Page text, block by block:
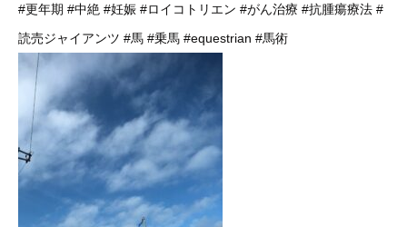
#更年期 #中絶 #妊娠 #ロイコトリエン #がん治療 #抗腫瘍療法 #
読売ジャイアンツ #馬 #乗馬 #equestrian #馬術